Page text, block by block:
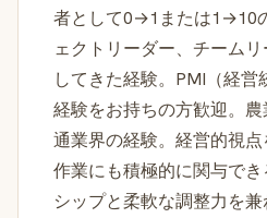
者として0→1または1→10
ェクトリーダー、チーム
してきた経験。PMI（経営
経験をお持ちの方歓迎。
通業界の経験。経営的視
作業にも積極的に関与で
シップと柔軟な調整力を